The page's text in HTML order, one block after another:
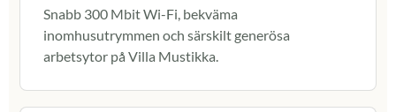
Snabb 300 Mbit Wi-Fi, bekväma
inomhusutrymmen och särskilt generösa
arbetsytor på Villa Mustikka.